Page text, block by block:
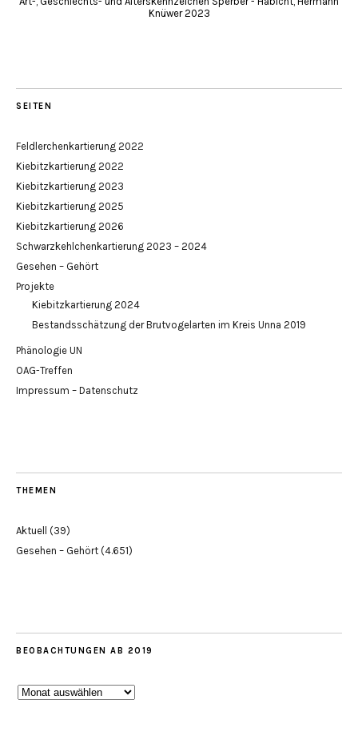
Knüwer 2023
SEITEN
Feldlerchenkartierung 2022
Kiebitzkartierung 2022
Kiebitzkartierung 2023
Kiebitzkartierung 2025
Kiebitzkartierung 2026
Schwarzkehlchenkartierung 2023 – 2024
Gesehen – Gehört
Projekte
Kiebitzkartierung 2024
Bestandsschätzung der Brutvogelarten im Kreis Unna 2019
Phänologie UN
OAG-Treffen
Impressum – Datenschutz
THEMEN
Aktuell
(39)
Gesehen – Gehört (4.651)
BEOBACHTUNGEN AB 2019
Beobachtungen